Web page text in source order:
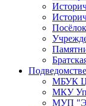
МБУК
МКУ
МУП